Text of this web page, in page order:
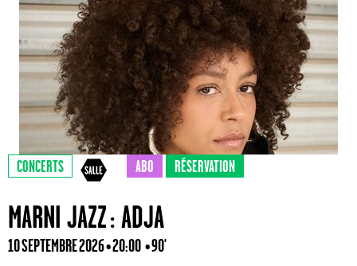
CONCERTS ABO RÉSERVATION
MARNI JAZZ : ADJA
10 SEPTEMBRE 2026 • 20:00 • 90'